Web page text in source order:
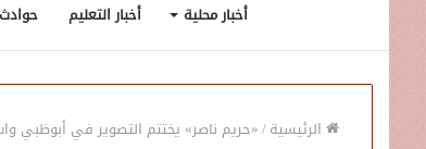
أخبار محلية أخبار التعليم
الرئيسية/«حريم ناصر» يختتم التصوير في